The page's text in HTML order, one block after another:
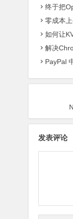
终于把
零成本
如何让
解决Chrome
PayPal
发表评论